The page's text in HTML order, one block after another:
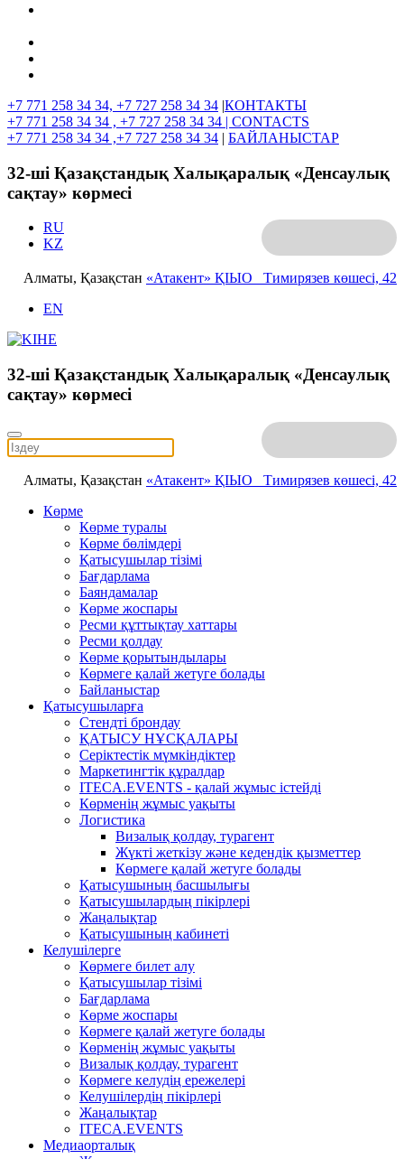
+7 771 258 34 34, +7 727 258 34 34 |КОНТАКТЫ
+7 771 258 34 34 , +7 727 258 34 34 | CONTACTS
+7 771 258 34 34 ,+7 727 258 34 34 | БАЙЛАНЫСТАР
32-ші Қазақстандық Халықаралық «Денсаулық
сақтау» көрмесі
Алматы, Қазақстан «Атакент» ҚІЫО Тимирязев көшесі, 42
RU
KZ
EN
32-ші Қазақстандық Халықаралық «Денсаулық
сақтау» көрмесі
Алматы, Қазақстан «Атакент» ҚІЫО Тимирязев көшесі, 42
Көрме
Көрме туралы
Көрме бөлімдері
Қатысушылар тізімі
Бағдарлама
Баяндамалар
Көрме жоспары
Ресми құттықтау хаттары
Ресми қолдау
Көрме қорытындылары
Көрмеге қалай жетуге болады
Байланыстар
Қатысушыларға
Стендті брондау
ҚАТЫСУ НҰСҚАЛАРЫ
Серіктестік мүмкіндіктер
Маркетингтік құралдар
ITECA.EVENTS - қалай жұмыс істейді
Көрменің жұмыс уақыты
Логистика
Визалық қолдау, турагент
Жүкті жеткізу және кедендік қызметтер
Көрмеге қалай жетуге болады
Қатысушының басшылығы
Қатысушылардың пікірлері
Жаңалықтар
Қатысушының кабинеті
Келушілерге
Көрмеге билет алу
Қатысушылар тізімі
Бағдарлама
Көрме жоспары
Көрмеге қалай жетуге болады
Көрменің жұмыс уақыты
Визалық қолдау, турагент
Көрмеге келудің ережелері
Келушілердің пікірлері
Жаңалықтар
ITECA.EVENTS
Медиаорталық